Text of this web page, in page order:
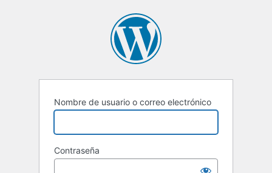
Nombre de usuario o correo electrónico
Contraseña